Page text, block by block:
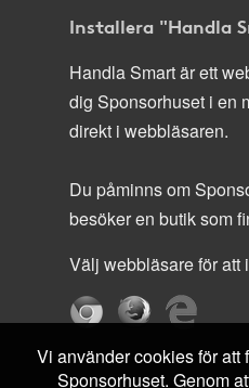
Installera "Handla
Handla Smart är ett
dig Sponsorhuset i en
direkt i webbläsaren.
Du påminns om
besöker en butik som
Välj webbläsare för att
Vi använder cookies för
Sponsorhuset. Genom